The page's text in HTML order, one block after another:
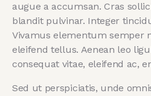
augue a accumsan. Cras
blandit pulvinar. Integer
Vivamus elementum semper
eleifend tellus. Aenean leo
consequat vitae, eleifend ac,
Sed ut perspiciatis, unde